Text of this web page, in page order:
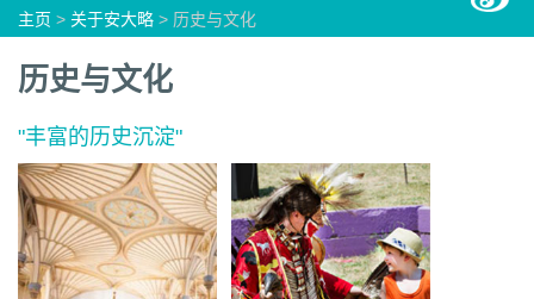
主页 > 关于安大略 > 历史与文化
历史与文化
"丰富的历史沉淀"